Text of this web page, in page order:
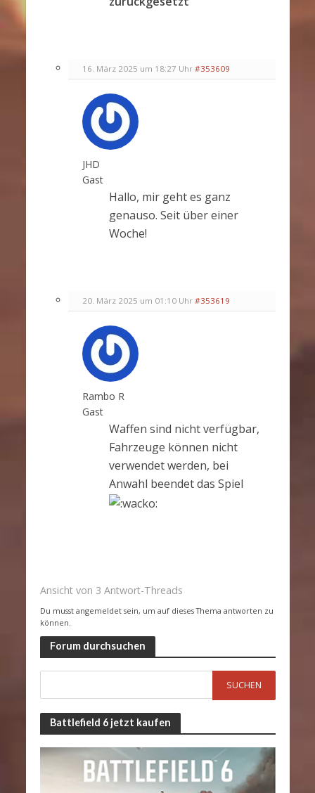
16. März 2025 um 18:27 Uhr #353609
JHD
Gast
Hallo, mir geht es ganz
genauso. Seit über einer
Woche!
20. März 2025 um 01:10 Uhr #353619
Rambo R
Gast
Waffen sind nicht verfügbar,
Fahrzeuge können nicht
verwendet werden, bei
Anwahl beendet das Spiel
Ansicht von 3 Antwort-Threads
Du musst angemeldet sein, um auf dieses Thema antworten zu
können.
Forum durchsuchen
Battlefield 6 jetzt kaufen